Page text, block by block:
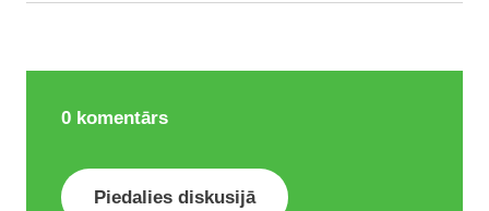
0 komentārs
Piedalies diskusijā